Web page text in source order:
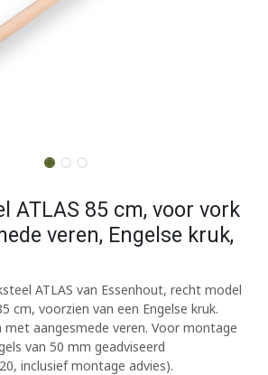
ATLAS 85 cm, voor vork
veren, Engelse kruk,
ATLAS van Essenhout, recht model
cm, voorzien van een Engelse kruk.
met aangesmede veren. Voor montage
van 50 mm geadviseerd
inclusief montage advies).